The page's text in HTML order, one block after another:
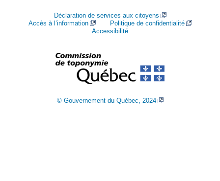
Déclaration de services aux citoyens
Accès à l’information
Politique de confidentialité
Accessibilité
© Gouvernement du Québec, 2024